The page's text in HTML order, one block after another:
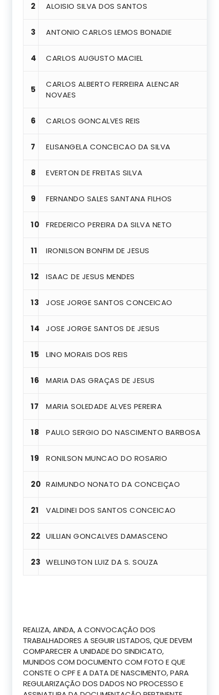
2 ALOISIO SILVA DOS SANTOS
3 ANTONIO CARLOS LEMOS BONADIE
4 CARLOS AUGUSTO MACIEL
5
CARLOS ALBERTO FERREIRA ALENCAR
NOVAES
6 CARLOS GONCALVES REIS
7 ELISANGELA CONCEICAO DA SILVA
8 EVERTON DE FREITAS SILVA
9 FERNANDO SALES SANTANA FILHOS
10 FREDERICO PEREIRA DA SILVA NETO
11 IRONILSON BONFIM DE JESUS
12 ISAAC DE JESUS MENDES
13 JOSE JORGE SANTOS CONCEICAO
14 JOSE JORGE SANTOS DE JESUS
15 LINO MORAIS DOS REIS
16 MARIA DAS GRAÇAS DE JESUS
17 MARIA SOLEDADE ALVES PEREIRA
18 PAULO SERGIO DO NASCIMENTO BARBOSA
19 RONILSON MUNCAO DO ROSARIO
20 RAIMUNDO NONATO DA CONCEIÇAO
21 VALDINEI DOS SANTOS CONCEICAO
22 UILLIAN GONCALVES DAMASCENO
23 WELLINGTON LUIZ DA S. SOUZA
REALIZA, AINDA, A CONVOCAÇÃO DOS
TRABALHADORES A SEGUIR LISTADOS, QUE DEVEM
COMPARECER A UNIDADE DO SINDICATO,
MUNIDOS COM DOCUMENTO COM FOTO E QUE
CONSTE O CPF E A DATA DE NASCIMENTO, PARA
REGULARIZAÇÃO DOS DADOS NO PROCESSO E